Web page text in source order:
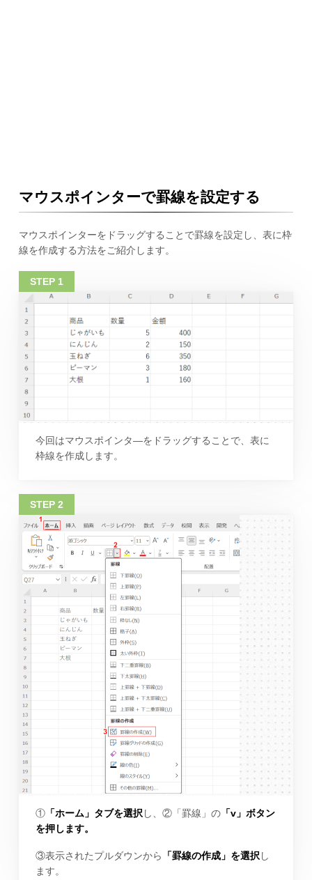
マウスポインターで罫線を設定する
マウスポインターをドラッグすることで罫線を設定し、表に枠
線を作成する方法をご紹介します。
今回はマウスポインタ―をドラッグすることで、表に
枠線を作成します。
①「ホーム」タブを選択 し、②「罫線」の「v」ボタン
を押します。
③表示されたプルダウンから 「罫線の作成」を選択 し
ます。